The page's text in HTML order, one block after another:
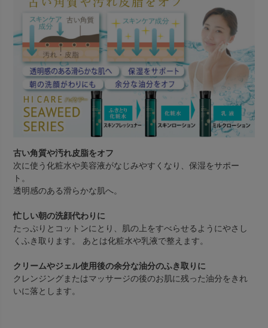
古い角質や汚れ皮脂をオフ
次に使う化粧水や美容液がなじみやすくなり、保湿をサポー
ト。
透明感のある滑らかな肌へ。
忙しい朝の洗顔代わりに
たっぷりとコットンにとり、肌の上をすべらせるようにやさし
くふき取ります。 あとは化粧水や乳液で整えます。
クリームやジェル使用後の余分な油分のふき取りに
クレンジングまたはマッサージの後のお肌に残った油分をきれ
いに落とします。